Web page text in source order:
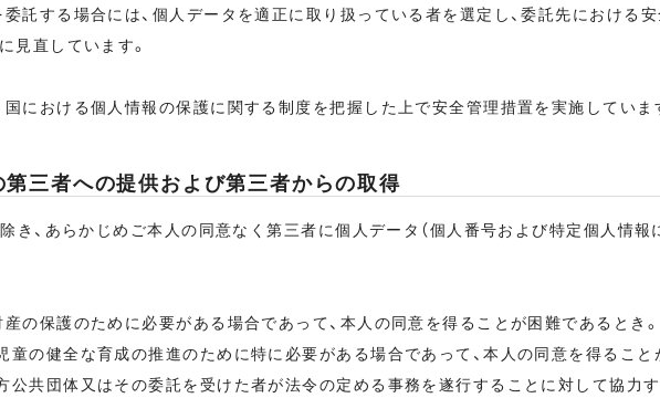
託する場合には、個人データを適正に取り扱っている者を選定し、委託先における
見直しています。
における個人情報の保護に関する制度を把握した上で安全管理措置を実施していま
三者への提供および第三者からの取得
除き、あらかじめご本人の同意なく第三者に個人データ（個人番号および特定個人情
の保護のために必要がある場合であって、本人の同意を得ることが困難であるとき。
の健全な育成の推進のために特に必要がある場合であって、本人の同意を得ること
共団体又はその委託を受けた者が法令の定める事務を遂行することに対して協力